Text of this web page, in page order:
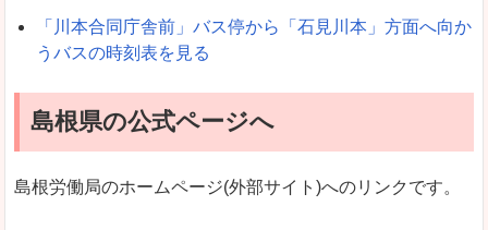
「川本合同庁舎前」バス停から「石見川本」方面へ向か
うバスの時刻表を見る
島根県の公式ページへ
島根労働局のホームページ(外部サイト)へのリンクです。